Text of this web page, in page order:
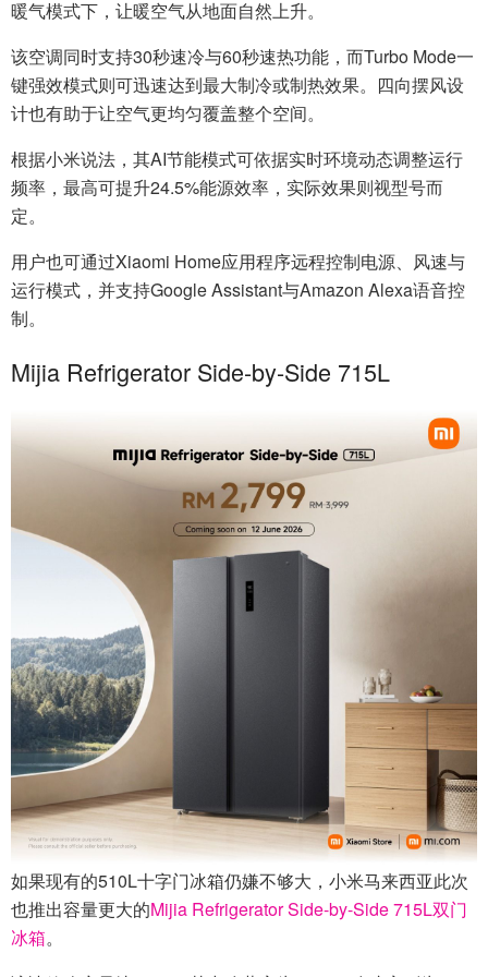
暖气模式下，让暖空气从地面自然上升。
该空调同时支持30秒速冷与60秒速热功能，而Turbo Mode一
键强效模式则可迅速达到最大制冷或制热效果。四向摆风设
计也有助于让空气更均匀覆盖整个空间。
根据小米说法，其AI节能模式可依据实时环境动态调整运行
频率，最高可提升24.5%能源效率，实际效果则视型号而
定。
用户也可通过Xiaomi Home应用程序远程控制电源、风速与
运行模式，并支持Google Assistant与Amazon Alexa语音控
制。
Mijia Refrigerator Side-by-Side 715L
如果现有的510L十字门冰箱仍嫌不够大，小米马来西亚此次
也推出容量更大的Mijia Refrigerator Side-by-Side 715L双门
冰箱。